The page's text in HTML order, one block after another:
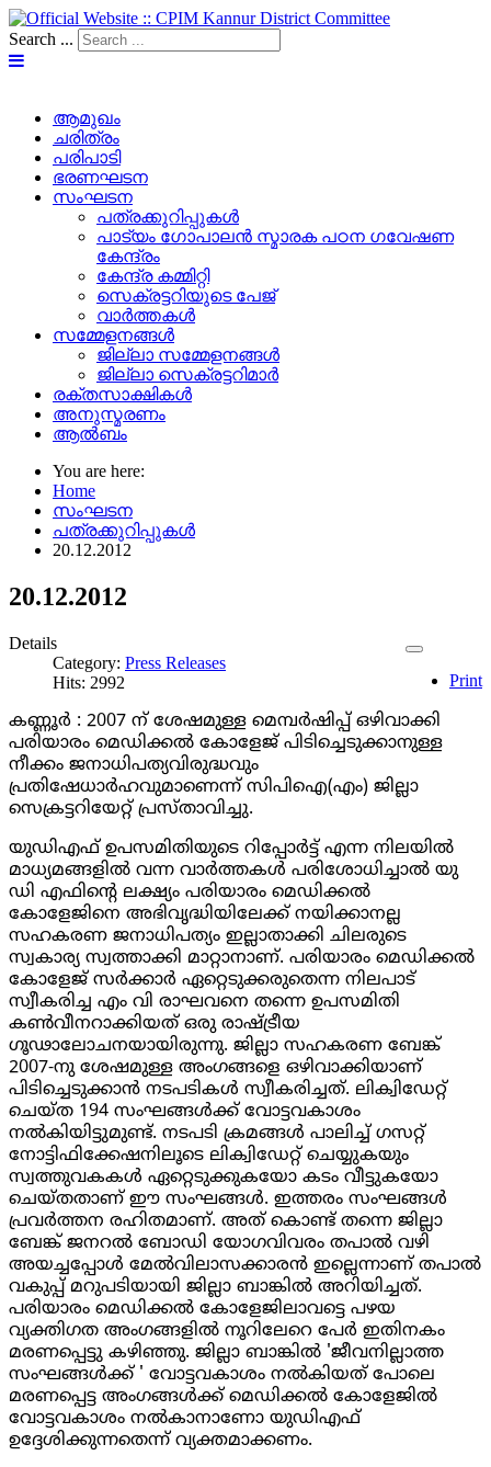
Search ...
ആമുഖം
ചരിത്രം
പരിപാടി
ഭരണഘടന
സംഘടന
പത്രക്കുറിപ്പുകള്‍
പാട്യം ഗോപാലൻ സ്മാരക പഠന ഗവേഷണ
കേന്ദ്രം
കേന്ദ്ര കമ്മിറ്റി
സെക്രട്ടറിയുടെ പേജ്‌
വാർത്തകൾ
സമ്മേളനങ്ങൾ
ജില്ലാ സമ്മേളനങ്ങൾ
ജില്ലാ സെക്രട്ടറിമാർ
രക്തസാക്ഷികൾ
അനുസ്മരണം
ആൽബം
You are here:
Home
സംഘടന
പത്രക്കുറിപ്പുകള്‍
20.12.2012
20.12.2012
Print
Details
Category: Press Releases
Hits: 2992
കണ്ണൂർ : 2007 ന് ശേഷമുള്ള മെമ്പർഷിപ്പ് ഒഴിവാക്കി
പരിയാരം മെഡിക്കൽ കോളേജ് പിടിച്ചെടുക്കാനുള്ള
നീക്കം ജനാധിപത്യവിരുദ്ധവും
പ്രതിഷേധാർഹവുമാണെന്ന് സിപിഐ(എം) ജില്ലാ
സെക്രട്ടറിയേറ്റ് പ്രസ്താവിച്ചു.
യുഡിഎഫ് ഉപസമിതിയുടെ റിപ്പോർട്ട് എന്ന നിലയിൽ
മാധ്യമങ്ങളിൽ വന്ന വാർത്തകൾ പരിശോധിച്ചാൽ യു
ഡി എഫിന്റെ ലക്ഷ്യം പരിയാരം മെഡിക്കൽ
കോളേജിനെ അഭിവൃദ്ധിയിലേക്ക് നയിക്കാനല്ല
സഹകരണ ജനാധിപത്യം ഇല്ലാതാക്കി ചിലരുടെ
സ്വകാര്യ സ്വത്താക്കി മാറ്റാനാണ്. പരിയാരം മെഡിക്കൽ
കോളേജ് സർക്കാർ ഏറ്റെടുക്കരുതെന്ന നിലപാട്
സ്വീകരിച്ച എം വി രാഘവനെ തന്നെ ഉപസമിതി
കൺവീനറാക്കിയത് ഒരു രാഷ്ട്രീയ
ഗൂഢാലോചനയായിരുന്നു. ജില്ലാ സഹകരണ ബേങ്ക്
2007-നു ശേഷമുള്ള അംഗങ്ങളെ ഒഴിവാക്കിയാണ്
പിടിച്ചെടുക്കാൻ നടപടികൾ സ്വീകരിച്ചത്. ലിക്വിഡേറ്റ്
ചെയ്ത 194 സംഘങ്ങൾക്ക് വോട്ടവകാശം
നൽകിയിട്ടുമുണ്ട്. നടപടി ക്രമങ്ങൾ പാലിച്ച് ഗസറ്റ്
നോട്ടിഫിക്കേഷനിലൂടെ ലിക്വിഡേറ്റ് ചെയ്യുകയും
സ്വത്തുവകകൾ ഏറ്റെടുക്കുകയോ കടം വീട്ടുകയോ
ചെയ്തതാണ് ഈ സംഘങ്ങൾ. ഇത്തരം സംഘങ്ങൾ
പ്രവർത്തന രഹിതമാണ്. അത് കൊണ്ട് തന്നെ ജില്ലാ
ബേങ്ക് ജനറൽ ബോഡി യോഗവിവരം തപാൽ വഴി
അയച്ചപ്പോൾ മേൽവിലാസക്കാരൻ ഇല്ലെന്നാണ് തപാൽ
വകുപ്പ് മറുപടിയായി ജില്ലാ ബാങ്കിൽ അറിയിച്ചത്.
പരിയാരം മെഡിക്കൽ കോളേജിലാവട്ടെ പഴയ
വ്യക്തിഗത അംഗങ്ങളിൽ നൂറിലേറെ പേർ ഇതിനകം
മരണപ്പെട്ടു കഴിഞ്ഞു. ജില്ലാ ബാങ്കിൽ 'ജീവനില്ലാത്ത
സംഘങ്ങൾക്ക് ' വോട്ടവകാശം നൽകിയത് പോലെ
മരണപ്പെട്ട അംഗങ്ങൾക്ക് മെഡിക്കൽ കോളേജിൽ
വോട്ടവകാശം നൽകാനാണോ യുഡിഎഫ്
ഉദ്ദേശിക്കുന്നതെന്ന് വ്യക്തമാക്കണം.